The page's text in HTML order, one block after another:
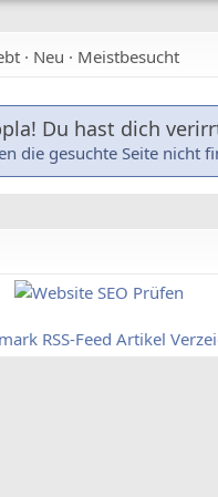
· Neu · Meistbesucht
Du hast dich
die gesuchte Seite nicht